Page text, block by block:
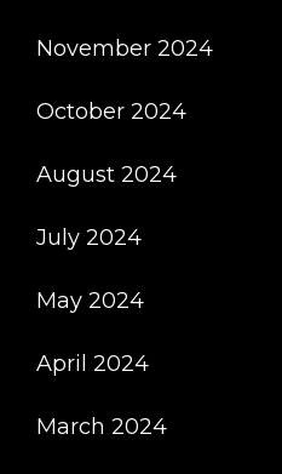
November 2024
October 2024
August 2024
July 2024
May 2024
April 2024
March 2024